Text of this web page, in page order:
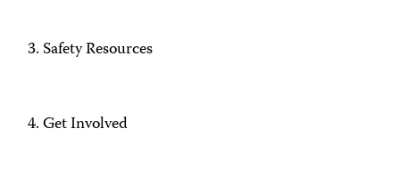
Safety Resources
Get Involved